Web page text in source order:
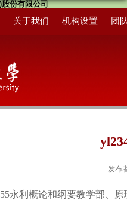
份有限公司
关于我们 机构设置 团
发布
永利概论和纲要教学部、